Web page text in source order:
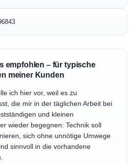
empfohlen – für typische
meiner Kunden
ich hier vor, weil es zu
die mir in der täglichen Arbeit bei
und kleinen
wieder begegnen: Technik soll
sich ohne unnötige Umwege
sinnvoll in die vorhandene